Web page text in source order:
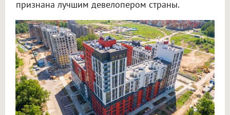
признана лучшим девелопером страны.